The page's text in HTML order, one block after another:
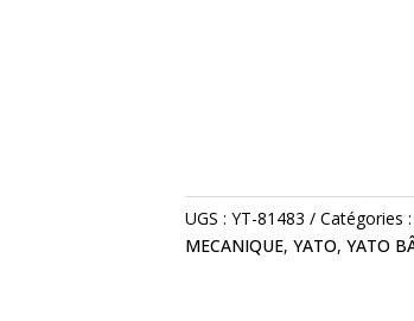
UGS : YT-81483 Catégories :
MECANIQUE, YATO, YATO